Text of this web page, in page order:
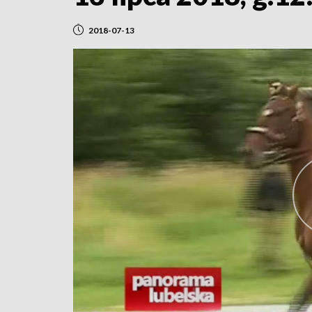
2018-07-13